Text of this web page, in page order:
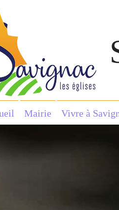
Mairie Vivre à